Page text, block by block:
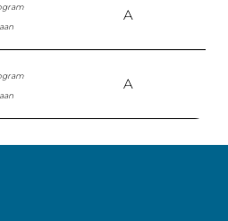
A
A